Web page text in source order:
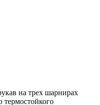
на трех шарнирах
термостойкого